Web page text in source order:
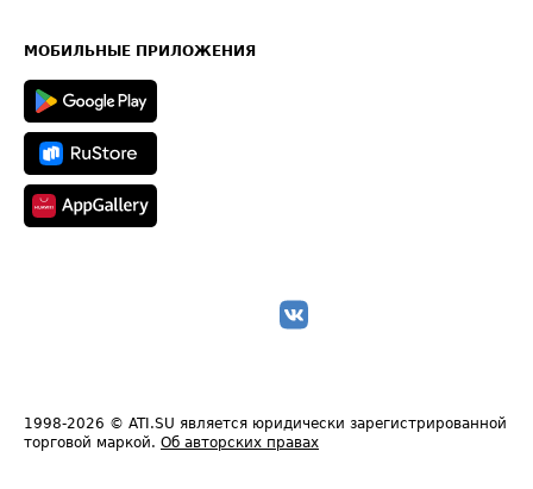
Техническая информация
МОБИЛЬНЫЕ ПРИЛОЖЕНИЯ
1998-2026 © ATI.SU является юридически зарегистрированной
торговой маркой. Об авторских правах